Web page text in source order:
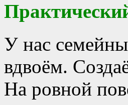
У нас
вдвоём.
На ровной